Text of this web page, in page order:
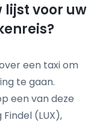
lijst voor uw
een taxi om
te gaan.
een van deze
(LUX),